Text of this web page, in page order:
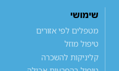
שימושי
מטפלים לפי אזורים
טיפול מוזל
קליניקות להשכרה